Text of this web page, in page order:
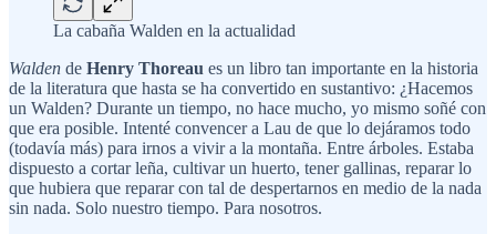
La cabaña Walden en la actualidad
Walden de Henry Thoreau es un libro tan importante en la historia
de la literatura que hasta se ha convertido en sustantivo: ¿Hacemos
un Walden? Durante un tiempo, no hace mucho, yo mismo soñé con
que era posible. Intenté convencer a Lau de que lo dejáramos todo
(todavía más) para irnos a vivir a la montaña. Entre árboles. Estaba
dispuesto a cortar leña, cultivar un huerto, tener gallinas, reparar lo
que hubiera que reparar con tal de despertarnos en medio de la nada
sin nada. Solo nuestro tiempo. Para nosotros.